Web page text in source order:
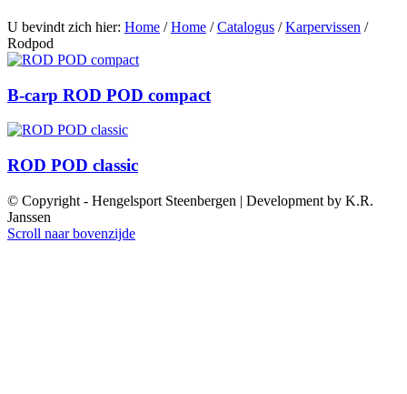
U bevindt zich hier: Home / Home / Catalogus / Karpervissen /
Rodpod
B-carp ROD POD compact
ROD POD classic
© Copyright - Hengelsport Steenbergen | Development by K.R.
Janssen
Scroll naar bovenzijde